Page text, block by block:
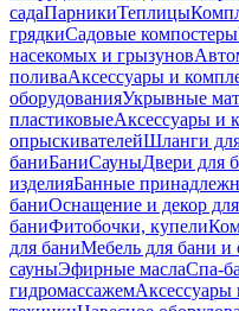
садаПарникиТеплицы
грядкиСадовые компостеры
насекомых и грызунов
поливаАксессуары и
оборудованияУкрывные
пластиковыеАксессуары и
опрыскивателейШланги
баниБаниСауныДвери для
изделияБанные
баниОснащение и декор
баниФитобочки, купели
для баниМебель для бани и
сауныЭфирные маслаСпа-
гидромассажемАксессуары